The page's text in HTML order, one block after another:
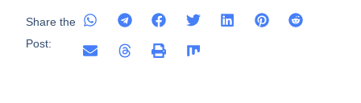
Share the
Post: